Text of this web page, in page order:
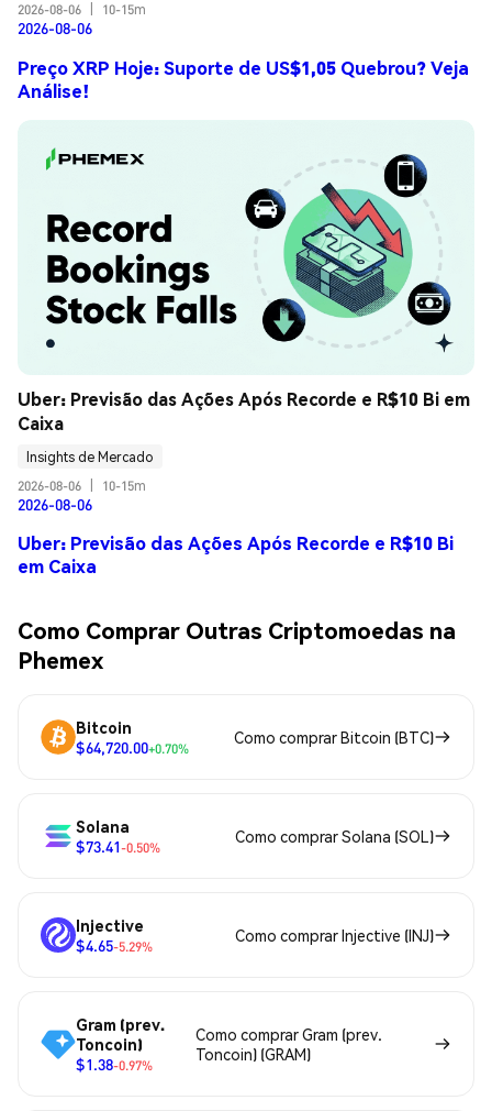
2026-08-06
10-15m
2026-08-06
Preço XRP Hoje: Suporte de US$1,05 Quebrou? Veja
Análise!
Uber: Previsão das Ações Após Recorde e R$10 Bi em
Caixa
Insights de Mercado
2026-08-06
10-15m
2026-08-06
Uber: Previsão das Ações Após Recorde e R$10 Bi
em Caixa
Como Comprar Outras Criptomoedas na
Phemex
Bitcoin
$64,720.00+0.70%
Como comprar Bitcoin (BTC)
Solana
$73.41-0.50%
Como comprar Solana (SOL)
Injective
$4.65-5.29%
Como comprar Injective (INJ)
Gram (prev.
Toncoin)
$1.38-0.97%
Como comprar Gram (prev.
Toncoin) (GRAM)